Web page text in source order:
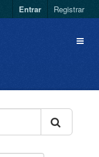
Entrar Registrar